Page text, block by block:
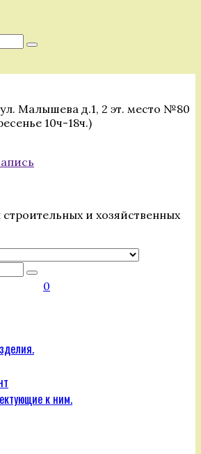
Поиск
Малышева д.1, 2 эт. место №80
10ч-18ч.)
и хозяйственных
0
к ним.